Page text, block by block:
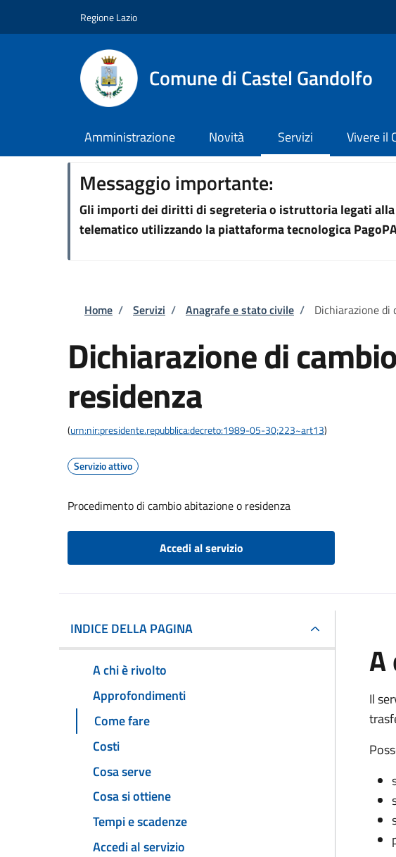
Regione Lazio
Comune di Castel Gandolfo
Amministrazione Novità Servizi Vivere il
Messaggio importante:
Gli importi dei diritti di segreteria o istruttoria legati
telematico utilizzando la piattaforma tecnologica
Briciole di pane
Home / Servizi / Anagrafe e stato civile / Dichiarazione di
Dichiarazione di
residenza
(urn:nir:presidente.repubblica:decreto:1989-05-30;223~art13)
Servizio attivo
Procedimento di cambio abitazione o residenza
Accedi al servizio
INDICE DELLA PAGINA
A chi è rivolto
Approfondimenti
Come fare
Costi
Cosa serve
Cosa si ottiene
Tempi e scadenze
Accedi al servizio
A
Il